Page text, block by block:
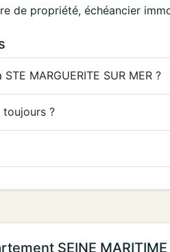
de propriété, échéancier
MARGUERITE SUR MER ?
?
SEINE